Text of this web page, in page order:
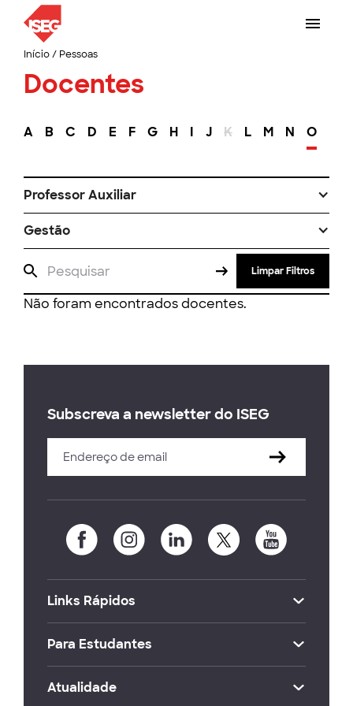
Início/ Pessoas
Docentes
A B C D E F G H I J K L M N O
Professor Auxiliar
Gestão
Limpar Filtros
Não foram encontrados docentes.
Subscreva a newsletter do ISEG
Links Rápidos
Para Estudantes
Atualidade